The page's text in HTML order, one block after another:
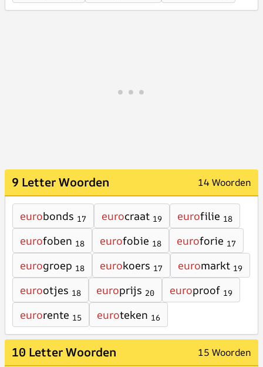
9 Letter Woorden 14 Woorden
eurobonds 17 eurocraat 19 eurofilie 18
eurofoben 18 eurofobie 18 euroforie 17
eurogroep 18 eurokoers 17 euromarkt 19
eurootjes 18 europrijs 20 europroof 19
eurorente 15 euroteken 16
10 Letter Woorden 15 Woorden